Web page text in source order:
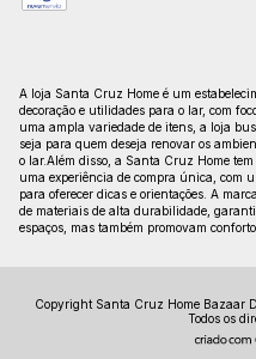
A loja Santa Cruz Home é um
decoração e utilidades para o lar, com
uma ampla variedade de itens, a loja
seja para quem deseja renovar os
o lar.Além disso, a Santa Cruz Home
uma experiência de compra única, com
para oferecer dicas e orientações. A
de materiais de alta durabilidade,
espaços, mas também promovam
Copyright Santa Cruz Home Bazaar
Todos os